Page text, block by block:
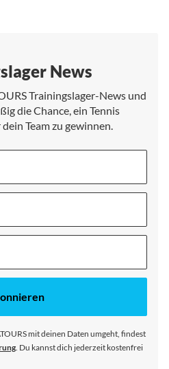
News
Trainingslager-News und
die Chance, ein Tennis
Team zu gewinnen.
mit deinen Daten umgeht, findest
. Du kannst dich jederzeit kostenfrei